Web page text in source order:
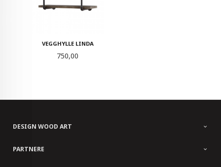
VEGGHYLLE LINDA
Pris
750,00
DESIGN WOOD ART
PARTNERE